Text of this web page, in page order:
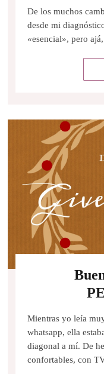
De los muchos
desde mi
«esencial», pero
Mientras yo leía
whatsapp, ella
diagonal a mí. De
confortables, con